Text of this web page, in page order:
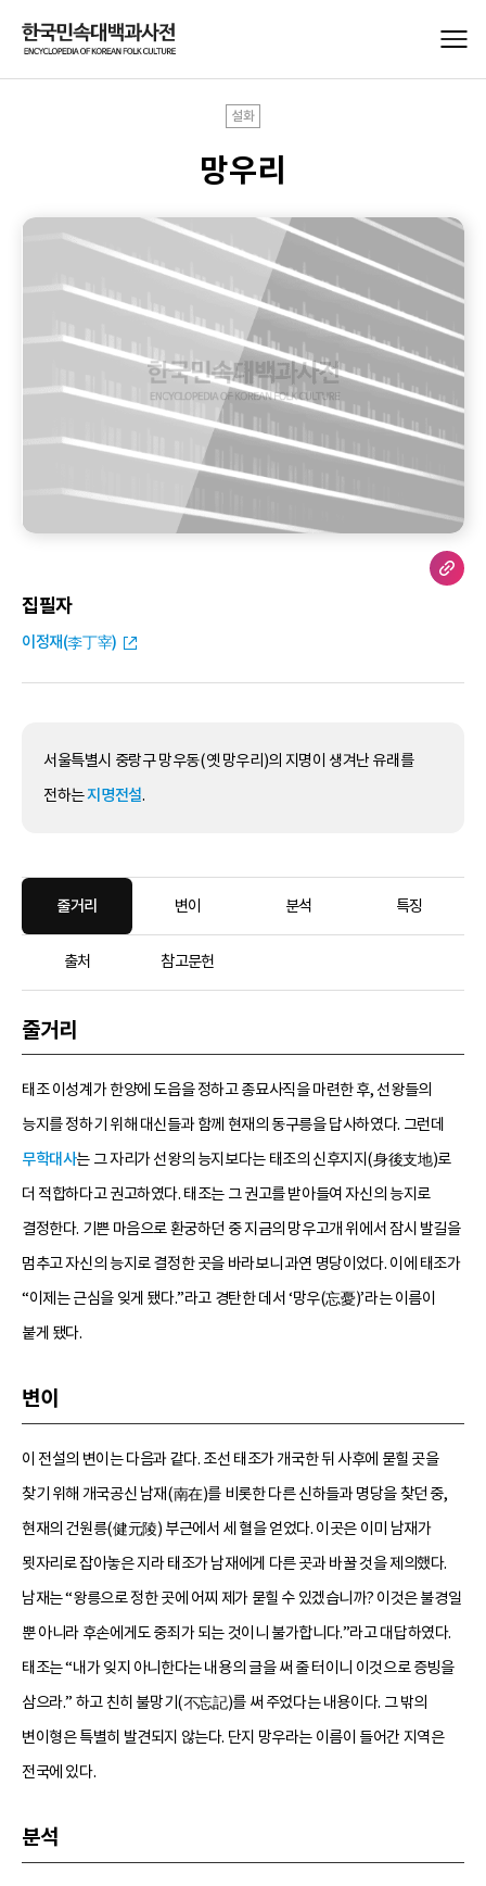
설화
망우리
집필자
이정재(李丁宰)
서울특별시 중랑구 망우동(옛 망우리)의 지명이 생겨난 유래를
전하는지명전설.
줄거리 변이 분석 특징
출처 참고문헌
줄거리
태조 이성계가 한양에 도읍을 정하고 종묘사직을 마련한 후, 선왕들의
능지를 정하기 위해 대신들과 함께 현재의 동구릉을 답사하였다. 그런데
무학대사는 그 자리가 선왕의 능지보다는 태조의 신후지지(身後支地)로
더 적합하다고 권고하였다. 태조는 그 권고를 받아들여 자신의 능지로
결정한다. 기쁜 마음으로 환궁하던 중 지금의 망우고개 위에서 잠시 발길을
멈추고 자신의 능지로 결정한 곳을 바라보니 과연 명당이었다. 이에 태조가
“이제는 근심을 잊게 됐다.”라고 경탄한 데서 ‘망우(忘憂)’라는 이름이
붙게 됐다.
변이
이 전설의 변이는 다음과 같다. 조선 태조가 개국한 뒤 사후에 묻힐 곳을
찾기 위해 개국공신 남재(南在)를 비롯한 다른 신하들과 명당을 찾던 중,
현재의 건원릉(健元陵) 부근에서 세 혈을 얻었다. 이곳은 이미 남재가
묏자리로 잡아놓은 지라 태조가 남재에게 다른 곳과 바꿀 것을 제의했다.
남재는 “왕릉으로 정한 곳에 어찌 제가 묻힐 수 있겠습니까? 이것은 불경일
뿐 아니라 후손에게도 중죄가 되는 것이니 불가합니다.”라고 대답하였다.
태조는 “내가 잊지 아니한다는 내용의 글을 써 줄 터이니 이것으로 증빙을
삼으라.” 하고 친히 불망기(不忘記)를 써 주었다는 내용이다. 그 밖의
변이형은 특별히 발견되지 않는다. 단지 망우라는 이름이 들어간 지역은
전국에 있다.
분석